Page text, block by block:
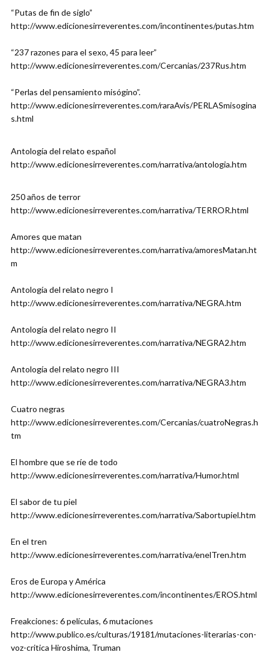
“Putas de fin de siglo”
http://www.edicionesirreverentes.com/incontinentes/putas.htm
“237 razones para el sexo, 45 para leer”
http://www.edicionesirreverentes.com/Cercanias/237Rus.htm
“Perlas del pensamiento misógino”.
http://www.edicionesirreverentes.com/raraAvis/PERLASmisogina
s.html
Antología del relato español
http://www.edicionesirreverentes.com/narrativa/antologia.htm
250 años de terror
http://www.edicionesirreverentes.com/narrativa/TERROR.html
Amores que matan
http://www.edicionesirreverentes.com/narrativa/amoresMatan.ht
m
Antología del relato negro I
http://www.edicionesirreverentes.com/narrativa/NEGRA.htm
Antología del relato negro II
http://www.edicionesirreverentes.com/narrativa/NEGRA2.htm
Antología del relato negro III
http://www.edicionesirreverentes.com/narrativa/NEGRA3.htm
Cuatro negras
http://www.edicionesirreverentes.com/Cercanias/cuatroNegras.h
tm
El hombre que se ríe de todo
http://www.edicionesirreverentes.com/narrativa/Humor.html
El sabor de tu piel
http://www.edicionesirreverentes.com/narrativa/Sabortupiel.htm
En el tren
http://www.edicionesirreverentes.com/narrativa/enelTren.htm
Eros de Europa y América
http://www.edicionesirreverentes.com/incontinentes/EROS.html
Freakciones: 6 películas, 6 mutaciones
http://www.publico.es/culturas/19181/mutaciones-literarias-con-
voz-critica Hiroshima, Truman